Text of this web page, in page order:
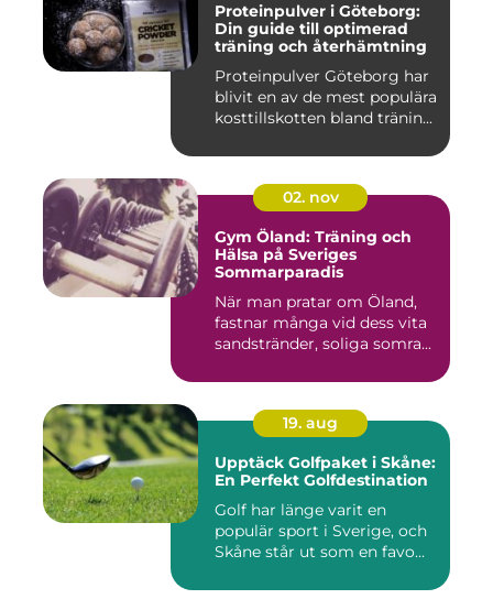
Proteinpulver i Göteborg:
Din guide till optimerad
träning och återhämtning
Proteinpulver Göteborg har
blivit en av de mest populära
kosttillskotten bland tränin...
02. nov
Gym Öland: Träning och
Hälsa på Sveriges
Sommarparadis
När man pratar om Öland,
fastnar många vid dess vita
sandstränder, soliga somra...
19. aug
Upptäck Golfpaket i Skåne:
En Perfekt Golfdestination
Golf har länge varit en
populär sport i Sverige, och
Skåne står ut som en favo...